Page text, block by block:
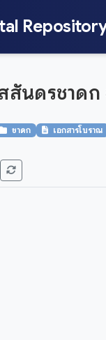
สสันดรชาด
ชาดก เอกสารโบราณ